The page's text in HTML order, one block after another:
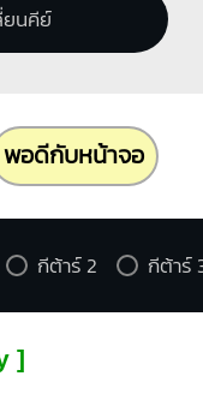
ยนคีย์
พอดีกับหน้าจอ
กีต้าร์ 2 กีต้าร์
]